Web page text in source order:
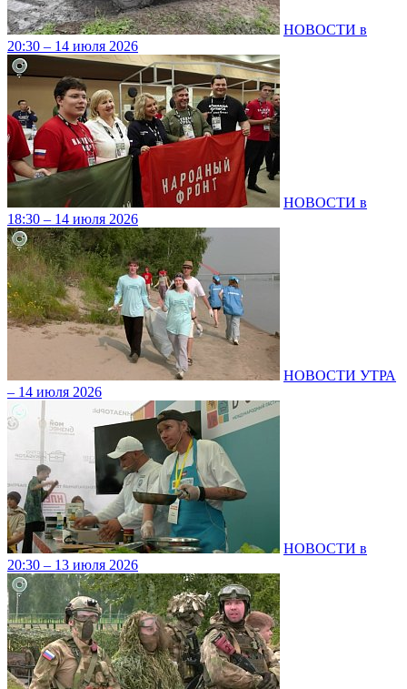
НОВОСТИ в
20:30 – 14 июля 2026
НОВОСТИ в
18:30 – 14 июля 2026
НОВОСТИ УТРА
– 14 июля 2026
НОВОСТИ в
20:30 – 13 июля 2026